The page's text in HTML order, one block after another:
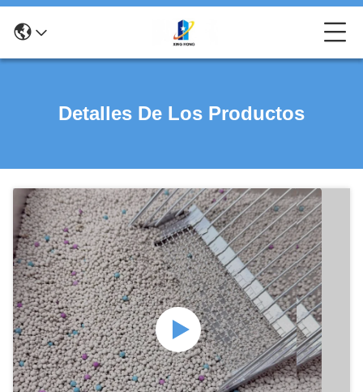
Detalles De Los Productos